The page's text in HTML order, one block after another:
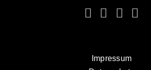
Impressum